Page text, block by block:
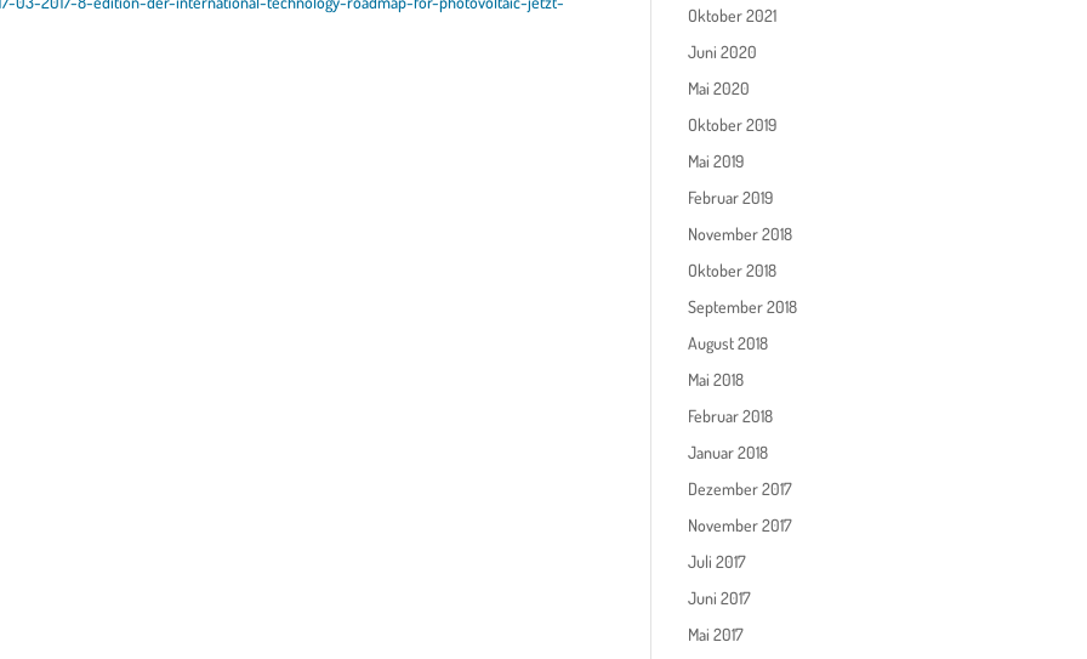
Oktober 2021
Juni 2020
Mai 2020
Oktober 2019
Mai 2019
Februar 2019
November 2018
Oktober 2018
September 2018
August 2018
Mai 2018
Februar 2018
Januar 2018
Dezember 2017
November 2017
Juli 2017
Juni 2017
Mai 2017